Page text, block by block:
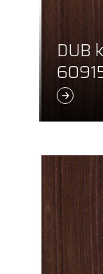
DUB